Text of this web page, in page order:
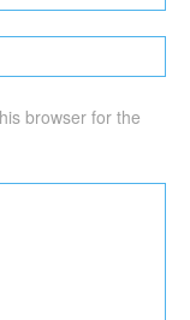
browser for the